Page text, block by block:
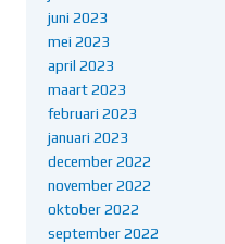
juni 2023
mei 2023
april 2023
maart 2023
februari 2023
januari 2023
december 2022
november 2022
oktober 2022
september 2022